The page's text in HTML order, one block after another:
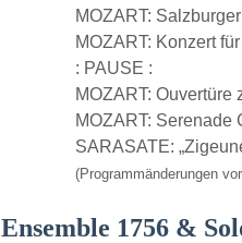
MOZART:
MOZART: Konzert
: PAUSE :
MOZART: Ouvertüre
MOZART: Serenade
SARASATE:
(Programmänderungen
Ensemble 1756 &